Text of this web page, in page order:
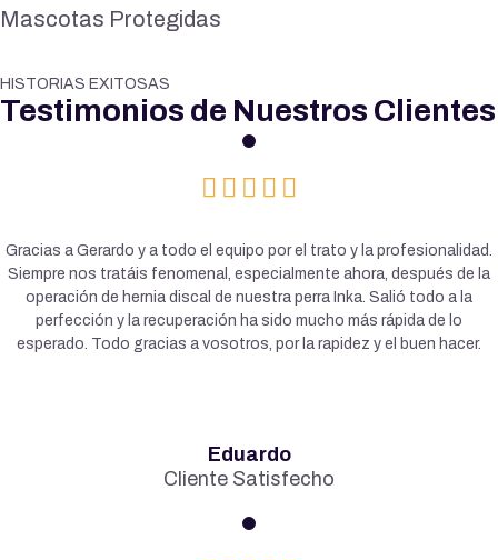
Mascotas Protegidas
HISTORIAS EXITOSAS
Testimonios de Nuestros Clientes
Gracias a Gerardo y a todo el equipo por el trato y la profesionalidad.
Siempre nos tratáis fenomenal, especialmente ahora, después de la
operación de hernia discal de nuestra perra Inka. Salió todo a la
perfección y la recuperación ha sido mucho más rápida de lo
esperado. Todo gracias a vosotros, por la rapidez y el buen hacer.
Eduardo
Cliente Satisfecho